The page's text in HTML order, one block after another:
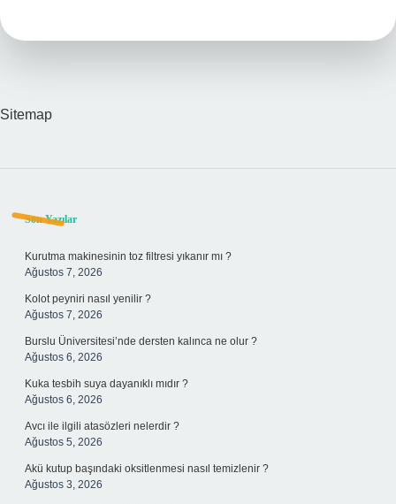
Sitemap
Sidebar
Son Yazılar
Kurutma makinesinin toz filtresi yıkanır mı ?
Ağustos 7, 2026
Kolot peyniri nasıl yenilir ?
Ağustos 7, 2026
Burslu Üniversitesi’nde dersten kalınca ne olur ?
Ağustos 6, 2026
Kuka tesbih suya dayanıklı mıdır ?
Ağustos 6, 2026
Avcı ile ilgili atasözleri nelerdir ?
Ağustos 5, 2026
Akü kutup başındaki oksitlenmesi nasıl temizlenir ?
Ağustos 3, 2026